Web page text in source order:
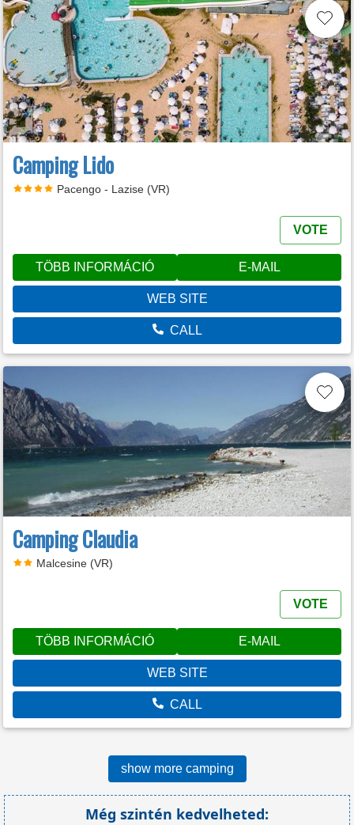
Camping Lido
Pacengo - Lazise (VR)
VOTE
TÖBB INFORMÁCIÓ E-MAIL
WEB SITE
CALL
Camping Claudia
Malcesine (VR)
VOTE
TÖBB INFORMÁCIÓ E-MAIL
WEB SITE
CALL
show more camping
Még szintén kedvelheted: